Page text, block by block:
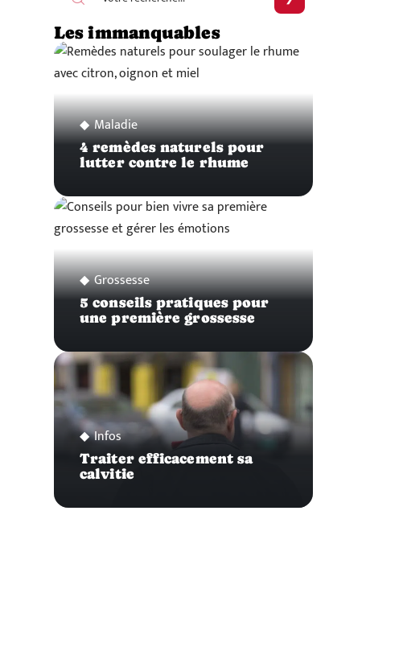
Les immanquables
Maladie
4 remèdes naturels pour
lutter contre le rhume
Grossesse
5 conseils pratiques pour
une première grossesse
Infos
Traiter efficacement sa
calvitie